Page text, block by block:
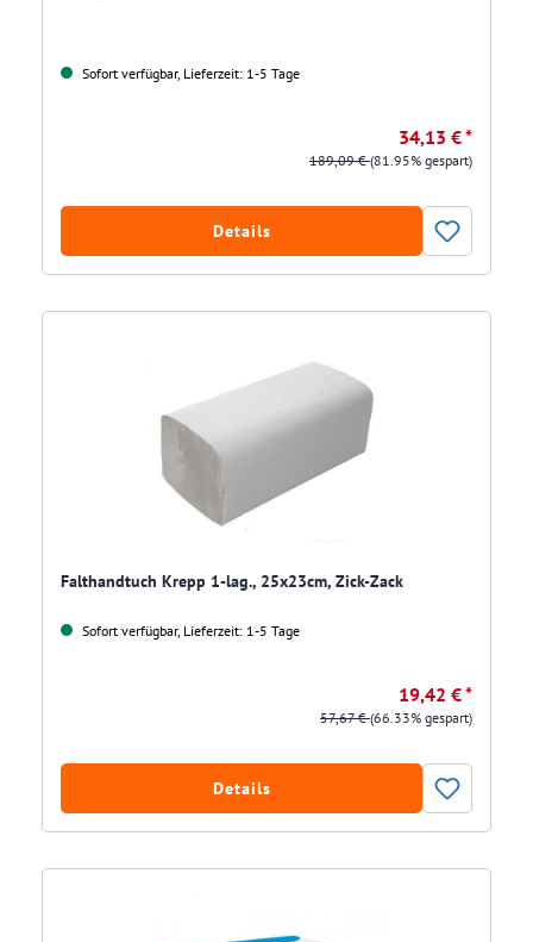
Sofort verfügbar, Lieferzeit: 1-5 Tage
34,13 € *
189,09 €(81.95% gespart)
Details
Falthandtuch Krepp 1-lag., 25x23cm, Zick-Zack
Sofort verfügbar, Lieferzeit: 1-5 Tage
19,42 € *
57,67 €(66.33% gespart)
Details